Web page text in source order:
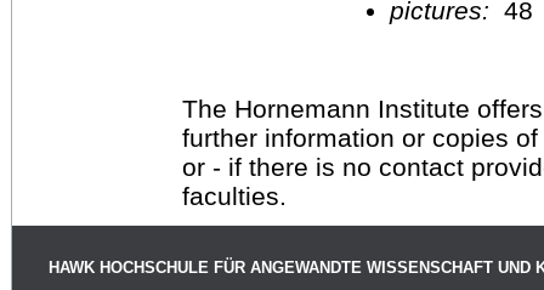
pictures: 48
The Hornemann Institute
further information or copies
or - if there is no contact
faculties.
HAWK HOCHSCHULE FÜR ANGEWANDTE WISSENSCHAFT UND